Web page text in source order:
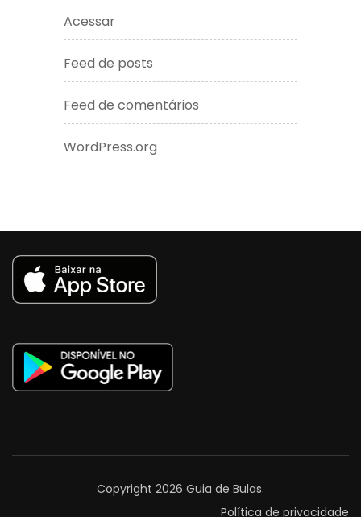
Acessar
Feed de posts
Feed de comentários
WordPress.org
Copyright 2026 Guia de Bulas.
Política de privacidade